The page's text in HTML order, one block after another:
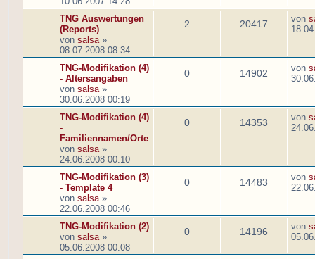
TNG Auswertungen
(Reports)
von salsa»
08.07.2008 08:34
2 20417 von
TNG-Modifikation (4)
- Altersangaben
von salsa»
30.06.2008 00:19
0 14902 von
TNG-Modifikation (4)
-
Familiennamen/Orte
von salsa»
24.06.2008 00:10
0 14353 von
TNG-Modifikation (3)
- Template 4
von salsa»
22.06.2008 00:46
0 14483 von
TNG-Modifikation (2)
von salsa»
05.06.2008 00:08
0 14196 von